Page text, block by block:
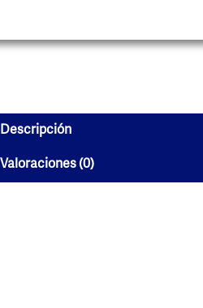
Descripción
Valoraciones (0)